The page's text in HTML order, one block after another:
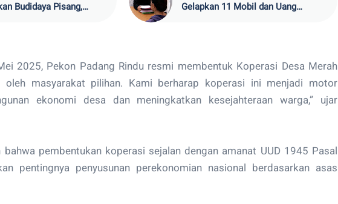
Budidaya Pisang,
Gelapkan 11 Mobil dan Uang
2025, Pekon Padang Rindu resmi membentuk Koperasi Desa Merah
oleh masyarakat pilihan. Kami berharap koperasi ini menjadi motor
ekonomi desa dan meningkatkan kesejahteraan warga,” ujar
bahwa pembentukan koperasi sejalan dengan amanat UUD 1945 Pasal
pentingnya penyusunan perekonomian nasional berdasarkan asas